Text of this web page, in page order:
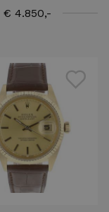
€ 4.850,-